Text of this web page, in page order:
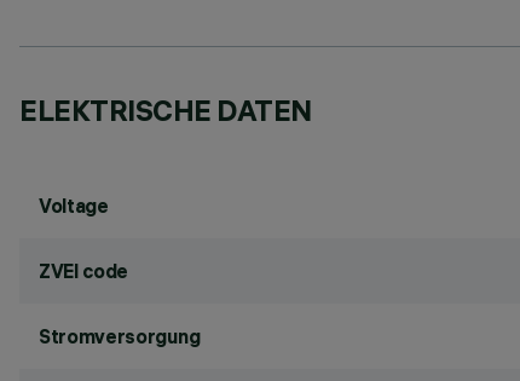
ELEKTRISCHE DATEN
Voltage
ZVEI code
Stromversorgung